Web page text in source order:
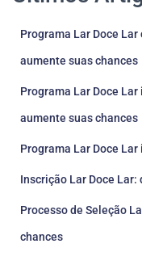
Programa Lar Doce
aumente suas chances
Programa Lar Doce
aumente suas chances
Programa Lar Doce
Inscrição Lar Doce
Processo de Seleção
chances